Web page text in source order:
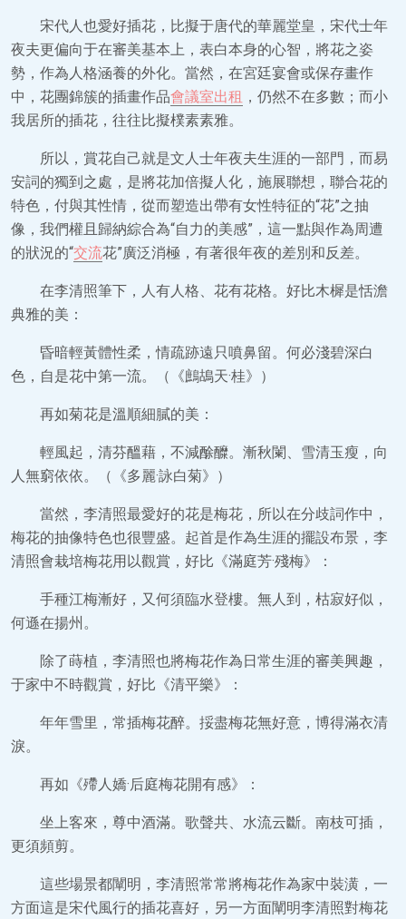
宋代人也愛好插花，比擬于唐代的華麗堂皇，宋代士年
夜夫更偏向于在審美基本上，表白本身的心智，將花之姿
勢，作為人格涵養的外化。當然，在宮廷宴會或保存畫作
中，花團錦簇的插畫作品會議室出租 ，仍然不在多數；而小
我居所的插花，往往比擬樸素素雅。
所以，賞花自己就是文人士年夜夫生涯的一部門，而易
安詞的獨到之處，是將花加倍擬人化，施展聯想，聯合花的
特色，付與其性情，從而塑造出帶有女性特征的“花”之抽
像，我們權且歸納綜合為“自力的美感”，這一點與作為周遭
的狀況的“交流花”廣泛消極，有著很年夜的差別和反差。
在李清照筆下，人有人格、花有花格。好比木樨是恬澹
典雅的美：
昏暗輕黃體性柔，情疏跡遠只噴鼻留。何必淺碧深白
色，自是花中第一流。（《鷓鴣天·桂》）
再如菊花是溫順細膩的美：
輕風起，清芬醞藉，不減酴醾。漸秋闌、雪清玉瘦，向
人無窮依依。（《多麗·詠白菊》）
當然，李清照最愛好的花是梅花，所以在分歧詞作中，
梅花的抽像特色也很豐盛。起首是作為生涯的擺設布景，李
清照會栽培梅花用以觀賞，好比《滿庭芳·殘梅》：
手種江梅漸好，又何須臨水登樓。無人到，枯寂好似，
何遜在揚州。
除了蒔植，李清照也將梅花作為日常生涯的審美興趣，
于家中不時觀賞，好比《清平樂》：
年年雪里，常插梅花醉。挼盡梅花無好意，博得滿衣清
淚。
再如《殢人嬌·后庭梅花開有感》：
坐上客來，尊中酒滿。歌聲共、水流云斷。南枝可插，
更須頻剪。
這些場景都闡明，李清照常常將梅花作為家中裝潢，一
方面這是宋代風行的插花喜好，另一方面闡明李清照對梅花